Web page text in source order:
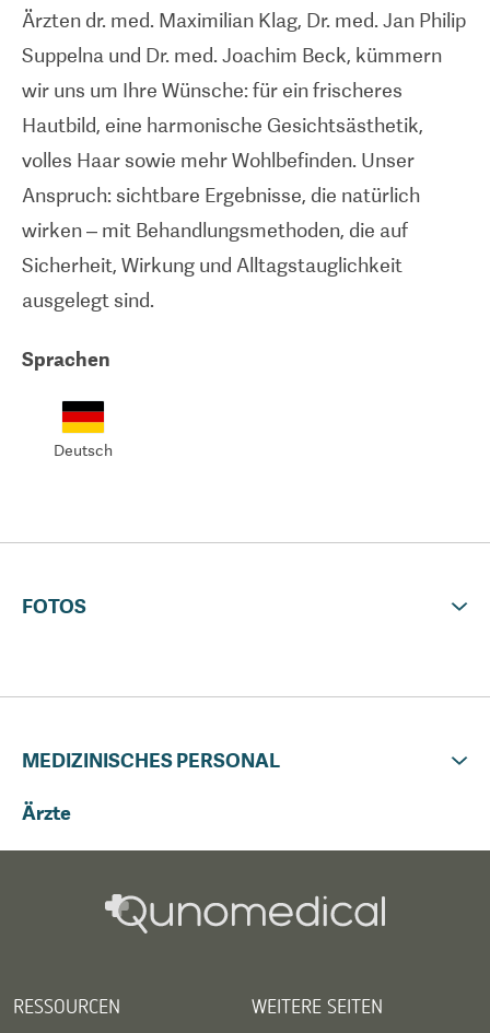
Ärzten dr. med. Maximilian Klag, Dr. med. Jan Philip
Suppelna und Dr. med. Joachim Beck, kümmern
wir uns um Ihre Wünsche: für ein frischeres
Hautbild, eine harmonische Gesichtsästhetik,
volles Haar sowie mehr Wohlbefinden. Unser
Anspruch: sichtbare Ergebnisse, die natürlich
wirken – mit Behandlungsmethoden, die auf
Sicherheit, Wirkung und Alltagstauglichkeit
ausgelegt sind.
Sprachen
Deutsch
FOTOS
MEDIZINISCHES PERSONAL
Ärzte
RESSOURCEN WEITERE SEITEN